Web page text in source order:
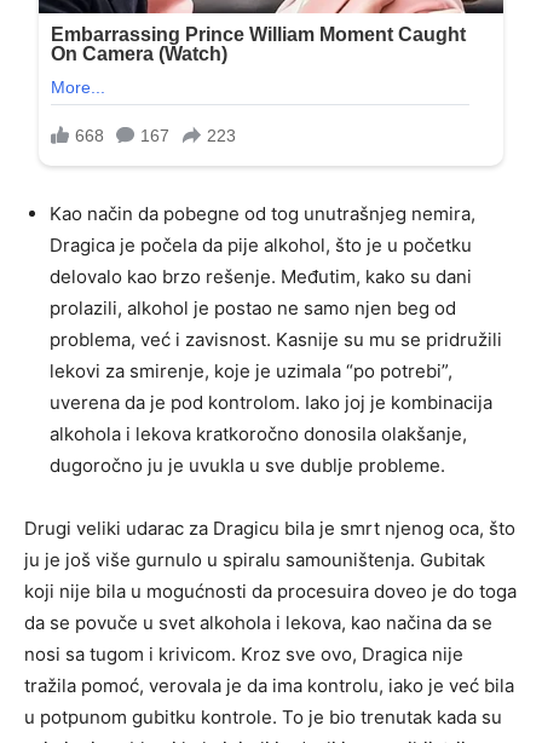
Kao način da pobegne od tog unutrašnjeg nemira,
Dragica je počela da pije alkohol, što je u početku
delovalo kao brzo rešenje. Međutim, kako su dani
prolazili, alkohol je postao ne samo njen beg od
problema, već i zavisnost. Kasnije su mu se pridružili
lekovi za smirenje, koje je uzimala “po potrebi”,
uverena da je pod kontrolom. Iako joj je kombinacija
alkohola i lekova kratkoročno donosila olakšanje,
dugoročno ju je uvukla u sve dublje probleme.
Drugi veliki udarac za Dragicu bila je smrt njenog oca, što
ju je još više gurnulo u spiralu samouništenja. Gubitak
koji nije bila u mogućnosti da procesuira doveo je do toga
da se povuče u svet alkohola i lekova, kao načina da se
nosi sa tugom i krivicom. Kroz sve ovo, Dragica nije
tražila pomoć, verovala je da ima kontrolu, iako je već bila
u potpunom gubitku kontrole. To je bio trenutak kada su